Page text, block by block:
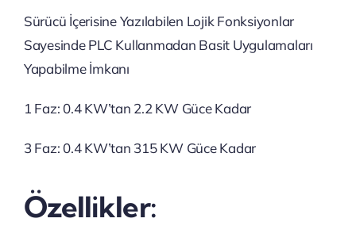
Sürücü İçerisine Yazılabilen Lojik Fonksiyonlar
Sayesinde PLC Kullanmadan Basit Uygulamaları
Yapabilme İmkanı
1 Faz: 0.4 KW’tan 2.2 KW Güce Kadar
3 Faz: 0.4 KW’tan 315 KW Güce Kadar
Özellikler: